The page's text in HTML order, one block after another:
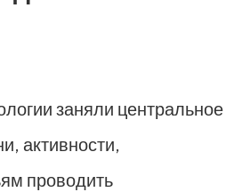
заняли центральное
активности,
проводить